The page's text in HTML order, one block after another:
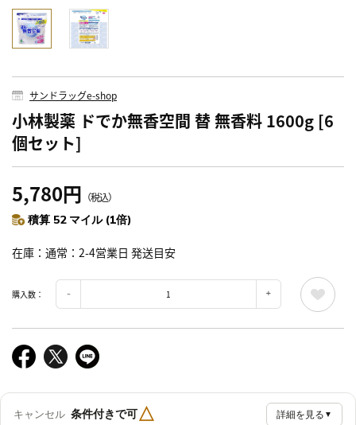
サンドラッグe-shop
小林製薬 ドでか無香空間 替 無香料 1600g [6
個セット]
5,780円 （税込）
積算 52 マイル (1倍)
在庫 通常：2-4営業日 発送目安
購入数：
キャンセル 条件付きで可△ 詳細を見る ▼